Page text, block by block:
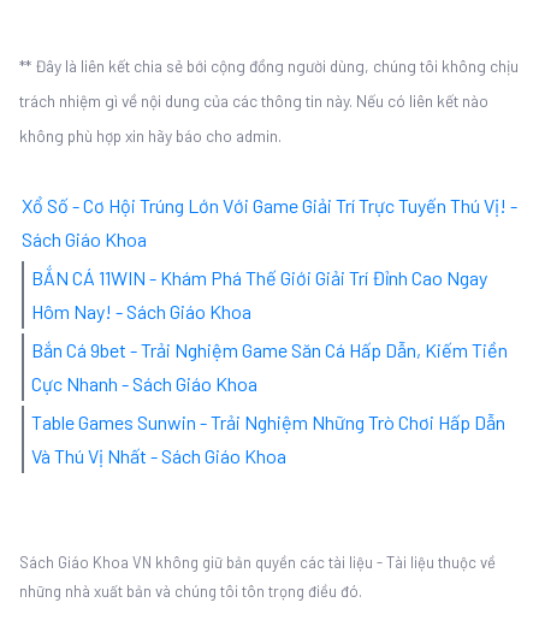
** Đây là liên kết chia sẻ bới cộng đồng người dùng, chúng tôi không chịu
trách nhiệm gì về nội dung của các thông tin này. Nếu có liên kết nào
không phù hợp xin hãy báo cho admin.
Xổ Số - Cơ Hội Trúng Lớn Với Game Giải Trí Trực Tuyến Thú Vị! -
Sách Giáo Khoa
BẮN CÁ 11WIN - Khám Phá Thế Giới Giải Trí Đỉnh Cao Ngay
Hôm Nay! - Sách Giáo Khoa
Bắn Cá 9bet - Trải Nghiệm Game Săn Cá Hấp Dẫn, Kiếm Tiền
Cực Nhanh - Sách Giáo Khoa
Table Games Sunwin - Trải Nghiệm Những Trò Chơi Hấp Dẫn
Và Thú Vị Nhất - Sách Giáo Khoa
Sách Giáo Khoa VN không giữ bản quyền các tài liệu - Tài liệu thuộc về
những nhà xuất bản và chúng tôi tôn trọng điều đó.